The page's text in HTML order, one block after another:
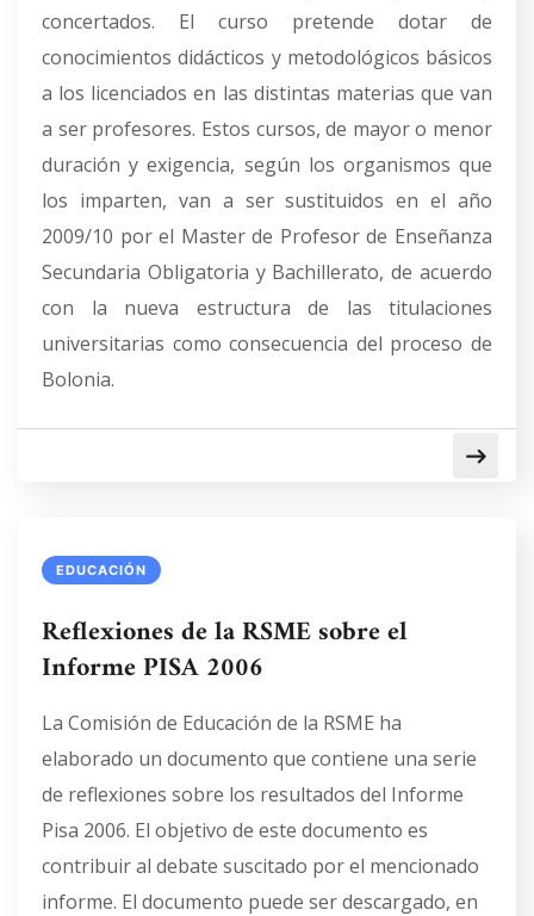
concertados. El curso pretende dotar de
conocimientos didácticos y metodológicos básicos
a los licenciados en las distintas materias que van
a ser profesores. Estos cursos, de mayor o menor
duración y exigencia, según los organismos que
los imparten, van a ser sustituidos en el año
2009/10 por el Master de Profesor de Enseñanza
Secundaria Obligatoria y Bachillerato, de acuerdo
con la nueva estructura de las titulaciones
universitarias como consecuencia del proceso de
Bolonia.
EDUCACIÓN
Reflexiones de la RSME sobre el
Informe PISA 2006
La Comisión de Educación de la RSME ha
elaborado un documento que contiene una serie
de reflexiones sobre los resultados del Informe
Pisa 2006. El objetivo de este documento es
contribuir al debate suscitado por el mencionado
informe. El documento puede ser descargado, en